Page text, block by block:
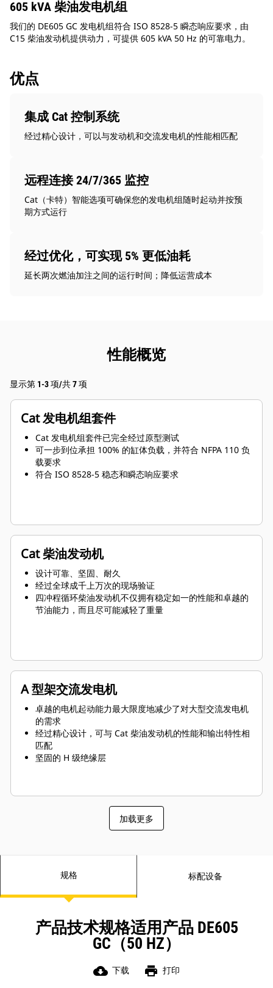
605 kVA 柴油发电机组
我们的 DE605 GC 发电机组符合 ISO 8528-5 瞬态响应要求，由
C15 柴油发动机提供动力，可提供 605 kVA 50 Hz 的可靠电力。
优点
集成 Cat 控制系统
经过精心设计，可以与发动机和交流发电机的性能相匹配
远程连接 24/7/365 监控
Cat（卡特）智能选项可确保您的发电机组随时起动并按预
期方式运行
经过优化，可实现 5% 更低油耗
延长两次燃油加注之间的运行时间；降低运营成本
性能概览
显示第 1-3 项/共 7 项
Cat 发电机组套件
Cat 发电机组套件已完全经过原型测试
可一步到位承担 100% 的缸体负载，并符合 NFPA 110 负
载要求
符合 ISO 8528-5 稳态和瞬态响应要求
Cat 柴油发动机
设计可靠、坚固、耐久
经过全球成千上万次的现场验证
四冲程循环柴油发动机不仅拥有稳定如一的性能和卓越的
节油能力，而且尽可能减轻了重量
A 型架交流发电机
卓越的电机起动能力最大限度地减少了对大型交流发电机
的需求
经过精心设计，可与 Cat 柴油发动机的性能和输出特性相
匹配
坚固的 H 级绝缘层
加载更多
规格 标配设备
产品技术规格适用产品 DE605
GC（50 HZ）
cloud_download 下载 print 打印